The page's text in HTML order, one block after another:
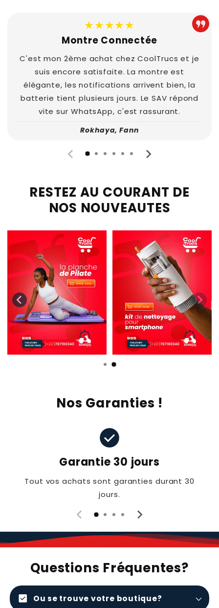
★★★★★
Montre Connectée
C'est mon 2ème achat chez CoolTrucs et je
suis encore satisfaite. La montre est
élégante, les notifications arrivent bien, la
batterie tient plusieurs jours. Le SAV répond
vite sur WhatsApp, c'est rassurant.
Rokhaya, Fann
RESTEZ AU COURANT DE
NOS NOUVEAUTES
Nos Garanties !
check_circle
Garantie 30 jours
Tout vos achats sont garanties durant 30
jours.
Questions Fréquentes?
check_box Ou se trouve votre boutique?